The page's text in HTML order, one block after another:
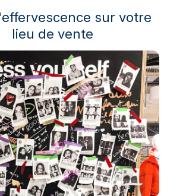
sur votre
lieu de vente